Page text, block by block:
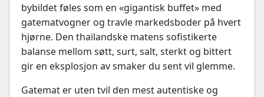
bybildet føles som en «gigantisk buffet» med
gatematvogner og travle markedsboder på hvert
hjørne. Den thailandske matens sofistikerte
balanse mellom søtt, surt, salt, sterkt og bittert
gir en eksplosjon av smaker du sent vil glemme.
Gatemat er uten tvil den mest autentiske og